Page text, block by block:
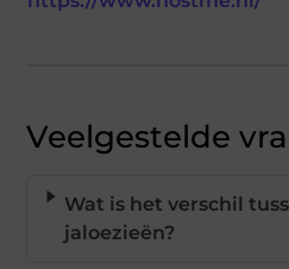
Veelgestelde
Wat is het verschil
jaloezieën?